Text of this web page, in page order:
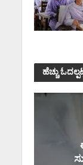
ಹೆಚ್ಚು